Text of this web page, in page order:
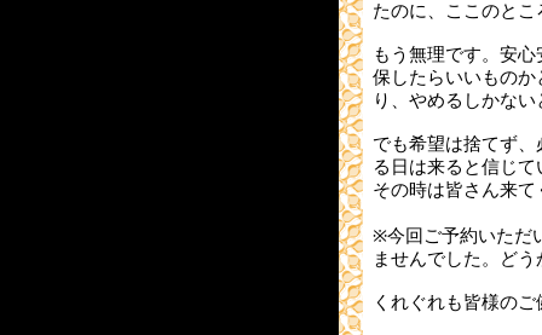
たのに、ここのと
もう無理です。安
保したらいいもの
り、やめるしかない
でも希望は捨てず
る日は来ると信じて
その時は皆さん来て
※今回ご予約いただ
ませんでした。ど
くれぐれも皆様の